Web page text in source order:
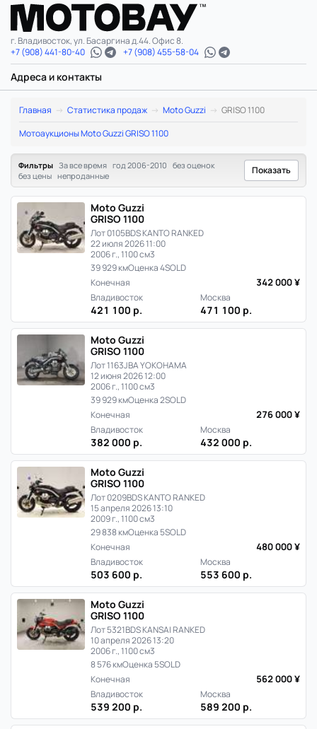
г. Владивосток, ул. Басаргина д.44. Офис 8.
+7 (908) 441-80-40
+7 (908) 455-58-04
Адреса и контакты
Moto
Guzzi
GRISO
1100:
статистика
цен
продаж
в
Японии
Главная Статистика продаж Moto Guzzi
GRISO 1100
Мотоаукционы Moto Guzzi GRISO 1100
Фильтры За все время год 2006-2010 без оценок
без цены непроданные Показать
Moto Guzzi
GRISO 1100
Лот 0105BDS KANTO RANKED
22 июля 2026 11:00
2006 г., 1100 см3
39 929 кмОценка 4SOLD
Конечная
342 000 ¥
Владивосток
421 100 р.
Москва
471 100 р.
Moto Guzzi
GRISO 1100
Лот 1163JBA YOKOHAMA
12 июня 2026 12:00
2006 г., 1100 см3
39 929 кмОценка 2SOLD
Конечная
276 000 ¥
Владивосток
382 000 р.
Москва
432 000 р.
Moto Guzzi
GRISO 1100
Лот 0209BDS KANTO RANKED
15 апреля 2026 13:10
2009 г., 1100 см3
29 838 кмОценка 5SOLD
Конечная
480 000 ¥
Владивосток
503 600 р.
Москва
553 600 р.
Moto Guzzi
GRISO 1100
Лот 5321BDS KANSAI RANKED
10 апреля 2026 13:20
2006 г., 1100 см3
8 576 кмОценка 5SOLD
Конечная
562 000 ¥
Владивосток
539 200 р.
Москва
589 200 р.